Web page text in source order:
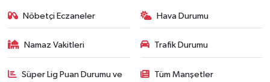
Nöbetçi Eczaneler Hava Durumu
Namaz Vakitleri Trafik Durumu
Süper Lig Puan Durumu ve Tüm Manşetler